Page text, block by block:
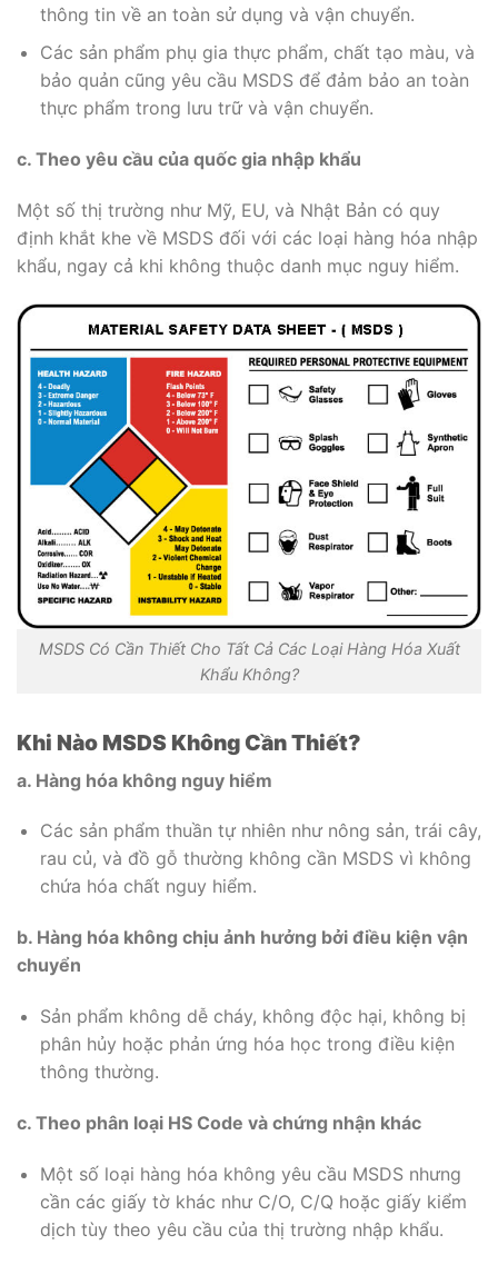
thông tin về an toàn sử dụng và vận chuyển.
Các sản phẩm phụ gia thực phẩm, chất tạo màu, và
bảo quản cũng yêu cầu MSDS để đảm bảo an toàn
thực phẩm trong lưu trữ và vận chuyển.
c. Theo yêu cầu của quốc gia nhập khẩu
Một số thị trường như Mỹ, EU, và Nhật Bản có quy
định khắt khe về MSDS đối với các loại hàng hóa nhập
khẩu, ngay cả khi không thuộc danh mục nguy hiểm.
MSDS Có Cần Thiết Cho Tất Cả Các Loại Hàng Hóa Xuất
Khẩu Không?
Khi Nào MSDS Không Cần Thiết?
a. Hàng hóa không nguy hiểm
Các sản phẩm thuần tự nhiên như nông sản, trái cây,
rau củ, và đồ gỗ thường không cần MSDS vì không
chứa hóa chất nguy hiểm.
b. Hàng hóa không chịu ảnh hưởng bởi điều kiện vận
chuyển
Sản phẩm không dễ cháy, không độc hại, không bị
phân hủy hoặc phản ứng hóa học trong điều kiện
thông thường.
c. Theo phân loại HS Code và chứng nhận khác
Một số loại hàng hóa không yêu cầu MSDS nhưng
cần các giấy tờ khác như C/O, C/Q hoặc giấy kiểm
dịch tùy theo yêu cầu của thị trường nhập khẩu.